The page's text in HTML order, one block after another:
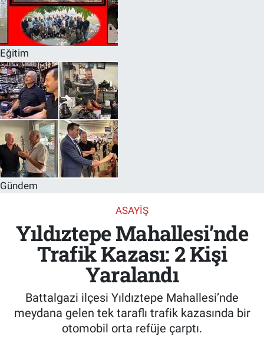
Eğitim
Gündem
ASAYIŞ
Yıldıztepe Mahallesi’nde
Trafik Kazası: 2 Kişi
Yaralandı
Battalgazi ilçesi Yıldıztepe Mahallesi’nde
meydana gelen tek taraflı trafik kazasında bir
otomobil orta refüje çarptı.